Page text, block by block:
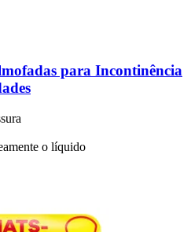
para Incontinência
o líquido